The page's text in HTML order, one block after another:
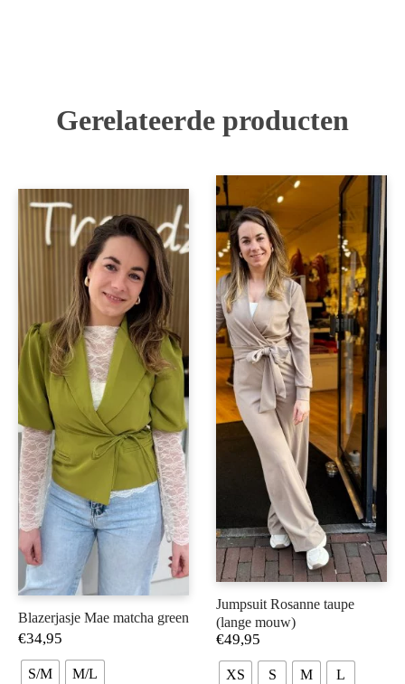
Gerelateerde producten
Blazerjasje Mae matcha green
€34,95
S/M M/L
Jumpsuit Rosanne taupe
(lange mouw)
€49,95
XS S M L